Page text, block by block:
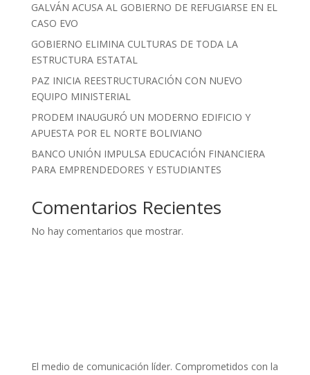
GALVÁN ACUSA AL GOBIERNO DE REFUGIARSE EN EL
CASO EVO
GOBIERNO ELIMINA CULTURAS DE TODA LA
ESTRUCTURA ESTATAL
PAZ INICIA REESTRUCTURACIÓN CON NUEVO
EQUIPO MINISTERIAL
PRODEM INAUGURÓ UN MODERNO EDIFICIO Y
APUESTA POR EL NORTE BOLIVIANO
BANCO UNIÓN IMPULSA EDUCACIÓN FINANCIERA
PARA EMPRENDEDORES Y ESTUDIANTES
Comentarios Recientes
No hay comentarios que mostrar.
El medio de comunicación líder. Comprometidos con la